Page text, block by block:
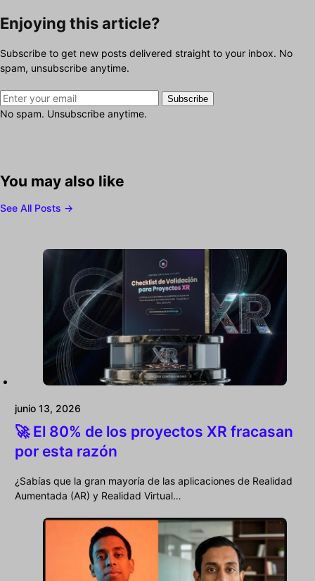
Enjoying this article?
Subscribe to get new posts delivered straight to your inbox. No
spam, unsubscribe anytime.
Subscribe
No spam. Unsubscribe anytime.
You may also like
See All Posts →
junio 13, 2026
🚀 El 80% de los proyectos XR fracasan
por esta razón
¿Sabías que la gran mayoría de las aplicaciones de Realidad
Aumentada (AR) y Realidad Virtual…